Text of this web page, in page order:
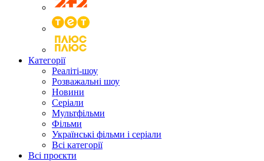
Категорії
Реаліті-шоу
Розважальні шоу
Новини
Серіали
Мультфільми
Фільми
Українські фільми і серіали
Всі категорії
Всі проєкти